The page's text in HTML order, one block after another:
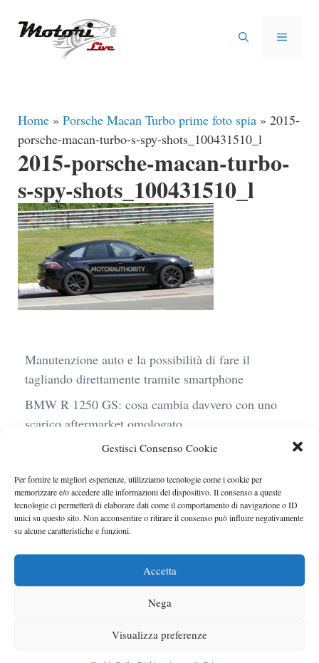
Gestisci Consenso Cookie
Per fornire le migliori esperienze, utilizziamo tecnologie come i cookie per
memorizzare e/o accedere alle informazioni del dispositivo. Il consenso a queste
tecnologie ci permetterà di elaborare dati come il comportamento di navigazione o ID
unici su questo sito. Non acconsentire o ritirare il consenso può influire negativamente
su alcune caratteristiche e funzioni.
Accetta
Nega
Visualizza preferenze
MENU
Home » Porsche Macan Turbo prime foto spia » 2015-
porsche-macan-turbo-s-spy-shots_100431510_l
2015-porsche-macan-turbo-
s-spy-shots_100431510_l
Manutenzione auto e la possibilità di fare il
tagliando direttamente tramite smartphone
BMW R 1250 GS: cosa cambia davvero con uno
scarico aftermarket omologato
Audi Q4 e-Tron 40 Business elettrica: mobilità
termine
Ufficiale l’arrivo degli stop lampeggianti
obbligatori in Italia
Le caratteristiche del motore Turbo 100 di